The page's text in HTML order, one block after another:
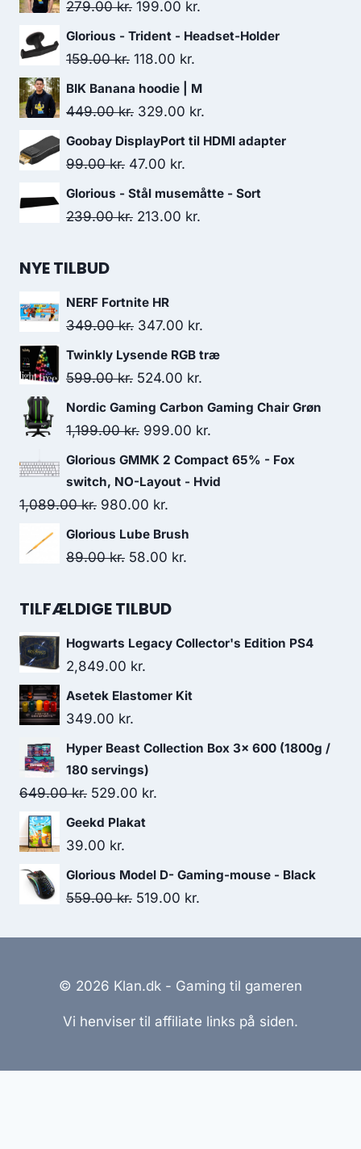
279.00kr. Original
price
was:
279.00 kr..
199.00 kr.
price
Glorious - Trident - Headset-Holder
159.00kr. Original
price
was:
118.00 kr.
price
is:
BIK Banana hoodie | M
449.00kr. Original
price
was:
449.00 kr..
329.00 kr.
price
329.00 kr..
Goobay DisplayPort til HDMI adapter
99.00kr. Original
price
was:
47.00 kr.
price
is:
Glorious - Stål musemåtte - Sort
239.00kr. Original
213.00 kr.
NYE TILBUD
NERF Fortnite HR
349.00kr. Original
price
was:
347.00 kr.
price
Twinkly Lysende RGB træ
599.00kr. Original
price
was:
524.00 kr.
price
is:
Nordic Gaming Carbon Gaming Chair Grøn
1,199.00kr. Original
price
was:
1,199.00 kr..
999.00 kr.
price
is:
Glorious GMMK 2 Compact 65% - Fox
switch, NO-Layout - Hvid
1,089.00kr. Original
price
was:
980.00 kr.
price
is:
Glorious Lube Brush
89.00kr. Original
was:
58.00 kr.
TILFÆLDIGE TILBUD
Hogwarts Legacy Collector's Edition PS4
2,849.00 kr.
Asetek Elastomer Kit
349.00 kr.
Hyper Beast Collection Box 3x 600 (1800g /
180 servings)
649.00kr. Original
price
was:
529.00 kr.
Geekd Plakat
39.00 kr.
Glorious Model D- Gaming-mouse - Black
559.00kr. Original
519.00 kr.
© 2026 Klan.dk - Gaming til gameren
Vi henviser til affiliate links på siden.